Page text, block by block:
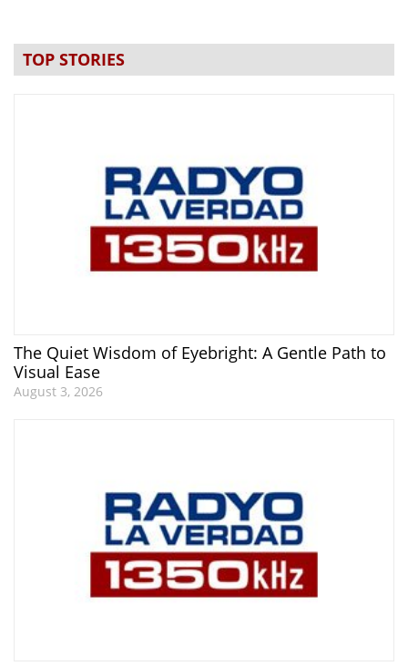
TOP STORIES
The Quiet Wisdom of Eyebright: A Gentle Path to
Visual Ease
August 3, 2026